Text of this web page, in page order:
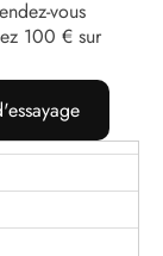
vous
100 € sur